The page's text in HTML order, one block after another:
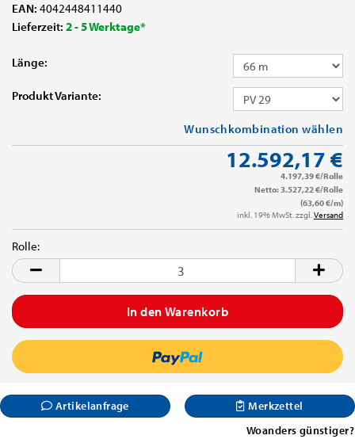
EAN: 4042448411440
Lieferzeit: 2 - 5 Werktage*
Länge:
Produkt Variante:
Wunschkombination wählen
12.592,17 €
4.197,39 €/Rolle
Netto: 3.527,22 €/Rolle
(63,60 €/m)
inkl. 19% MwSt. zzgl.Versand
Rolle:
Rolle
Artikelanfrage
Merkzettel
Woanders günstiger?